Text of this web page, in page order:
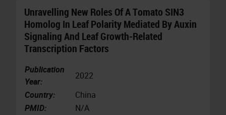
Unravelling New Roles Of A Tomato SIN3
Homolog In Leaf Polarity Mediated By Auxin
Signaling And Leaf Growth-Related
Transcription Factors
Publication
Year:
2022
Country:
China
PMID:
N/A